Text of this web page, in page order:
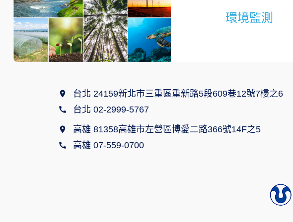
環境監測
台北 24159新北市三重區重新路5段609巷12號7樓之6
台北 02-2999-5767
高雄 81358高雄市左營區博愛二路366號14F之5
高雄 07-559-0700